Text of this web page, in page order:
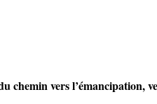
chemin vers l’émancipation,